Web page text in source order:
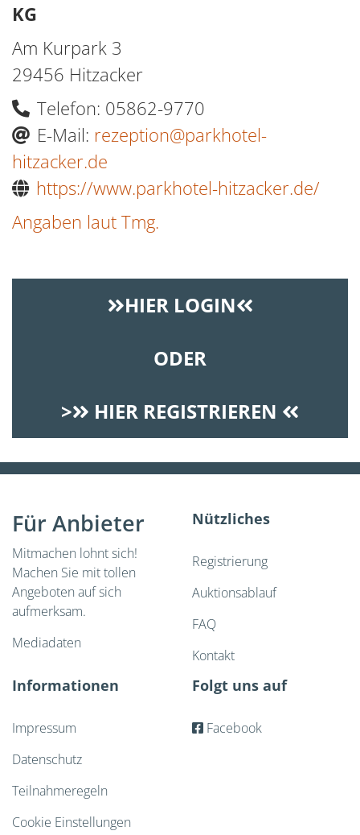
KG
Am Kurpark 3
29456 Hitzacker
Telefon: 05862-9770
E-Mail: rezeption@parkhotel-
hitzacker.de
https://www.parkhotel-hitzacker.de/
Angaben laut Tmg.
HIER LOGIN
ODER
>
HIER REGISTRIEREN
Für Anbieter
Mitmachen lohnt sich!
Machen Sie mit tollen
Angeboten auf sich
aufmerksam.
Mediadaten
Nützliches
Registrierung
Auktionsablauf
FAQ
Kontakt
Informationen
Impressum
Datenschutz
Teilnahmeregeln
Cookie Einstellungen
Folgt uns auf
Facebook